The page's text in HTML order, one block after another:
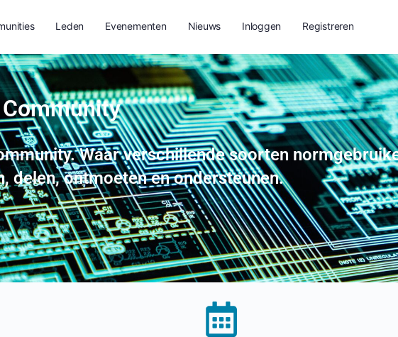
Leden Evenementen Nieuws Inloggen Registreren
. Waar verschillendesoorten
delen, ontmoeten en ondersteunen.